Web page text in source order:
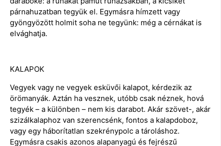
párnahuzatban tegyük el. Egymásra hímzett vagy
gyöngyözött holmit soha ne tegyünk: még a cérnákat is
elvághatja.
KALAPOK
Vegyek vagy ne vegyek esküvői kalapot, kérdezik az
örömanyák. Aztán ha vesznek, utóbb csak néznek, hová
tegyék – a különben – nem kis darabot. Akár szövet-, akár
szizálkalaphoz van szerencsénk, fontos a kalapdoboz,
vagy egy háborítatlan szekrénypolc a tároláshoz.
Egymásra csakis azonos alapanyagú és fejrészű